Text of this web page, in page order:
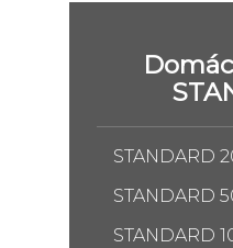
STANDARD
STANDARD
STANDARD